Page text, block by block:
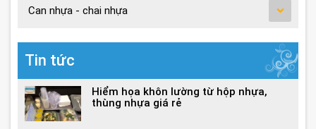
Can nhựa - chai nhựa
Tin tức
Hiểm họa khôn lường từ hộp nhựa,
thùng nhựa giá rẻ